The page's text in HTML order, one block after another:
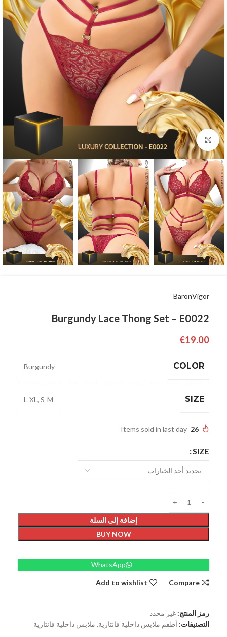
Click to enlarge
BaronVigor
Burgundy Lace Thong Set – E0022
€19.00
COLOR
Burgundy
SIZE
L-XL , S-M
26
Items sold in last day
SIZE
إضافة إلى السلة
BUY NOW
WhatsApp
Compare
Add to wishlist
رمز المنتج: غير محدد
التصنيفات: أطقم ملابس داخلية فانتازية, ملابس داخلية فانتازية